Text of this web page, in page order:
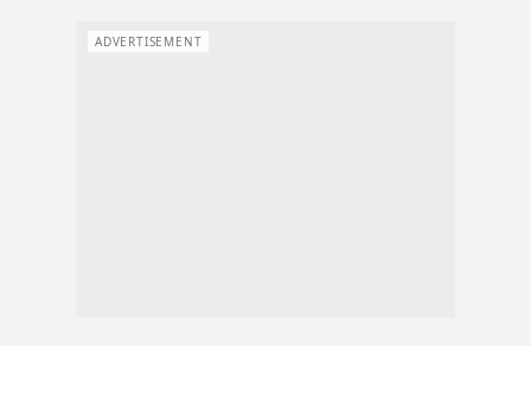
ADVERTISEMENT